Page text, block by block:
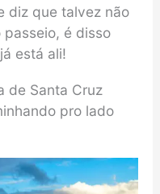
diz que talvez não
é disso
está ali!
de Santa Cruz
pro lado